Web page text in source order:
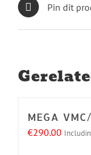
Pin dit
MEGA
€290.00